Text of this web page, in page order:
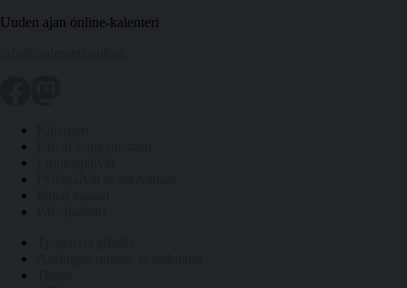
Uuden ajan online-kalenteri